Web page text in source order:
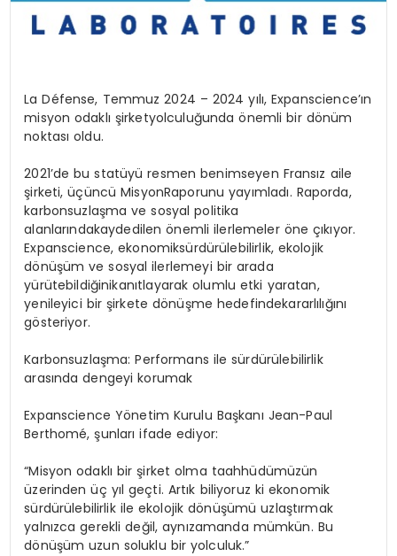
La Défense, Temmuz 2024 – 2024yılı,Expanscience’ın
misyon odaklı şirketyolculuğunda önemli bir dönüm
noktası oldu.
2021’debu statüyü resmen benimseyen Fransız aile
şirketi,üçüncü MisyonRaporunuyayımladı. Raporda,
karbonsuzlaşma vesosyal politika
alanlarındakaydedilen önemli ilerlemeler öne çıkıyor.
Expanscience,ekonomiksürdürülebilirlik, ekolojik
dönüşüm vesosyal ilerlemeyi bir arada
yürütebildiğinikanıtlayarak olumlu etki yaratan,
yenileyici bir şirkete dönüşme hedefindekararlılığını
gösteriyor.
Karbonsuzlaşma:Performans ile sürdürülebilirlik
arasında dengeyi korumak
Expanscience Yönetim Kurulu Başkanı Jean-Paul
Berthomé,şunları ifade ediyor:
“Misyon odaklı bir şirket olma taahhüdümüzün
üzerinden üç yıl geçti. Artık biliyoruz ki ekonomik
sürdürülebilirlik ile ekolojik dönüşümü uzlaştırmak
yalnızca gerekli değil,aynızamanda mümkün. Bu
dönüşüm uzun soluklu bir yolculuk.”